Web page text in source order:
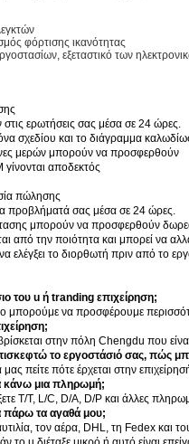
φόρτισης ικανότητας
εξεταστικό των
ερωτήσεις σας μέσα σε 24 ώρες.
σχεδίου και το διάγραμμα
μερών μπορούν να προσφερθούν
αποδεκτός
πώλησης
προβλήματά σας μέσα σε 24 ώρες.
μπορούν να προσφερθούν
από την ποιότητα και μπορεί να
ελέγξει το διορθωτή πριν από το
του u ή tranding επιχείρηση;
μπορούμε να προσφέρουμε
στην πόλη Chengdu που
το εργοστάσιό σας, πώς
πείτε πότε έρχεται στην
μια πληρωμή;
T/T, L/C, D/A, D/P και άλλες
τα αγαθά μου;
τον αέρα, DHL, τη Fedex και